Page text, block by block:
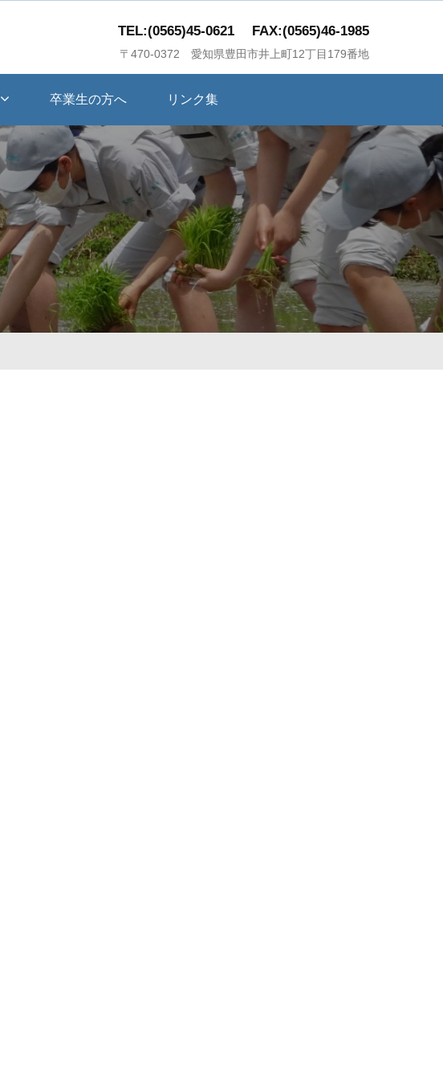
TEL:(0565)45-0621 FAX:(0565)46-1985
〒470-0372 愛知県豊田市井上町12丁目179番地
卒業生の方へ リンク集